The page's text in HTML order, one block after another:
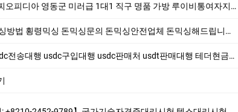
군 미러급 1대1 직구 명품 가방 루이비통여자지갑 명품카드지갑여자 GRH
싱 돈믹싱문의 돈믹싱안전업체 돈믹싱해드립니다 코인믹싱최저수수료
usdc구입대행 usdc판매처 usdt판매대행 테더현금화 비트코인개인거래